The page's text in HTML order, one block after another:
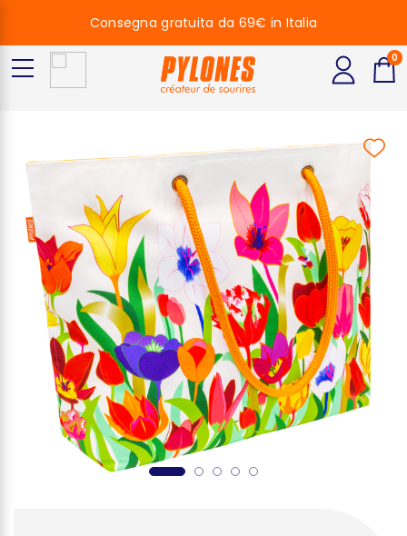
Consegna gratuita da 69€ in Italia
0